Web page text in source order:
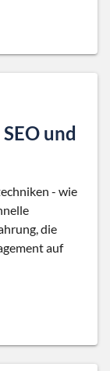
und
- wie
die
auf